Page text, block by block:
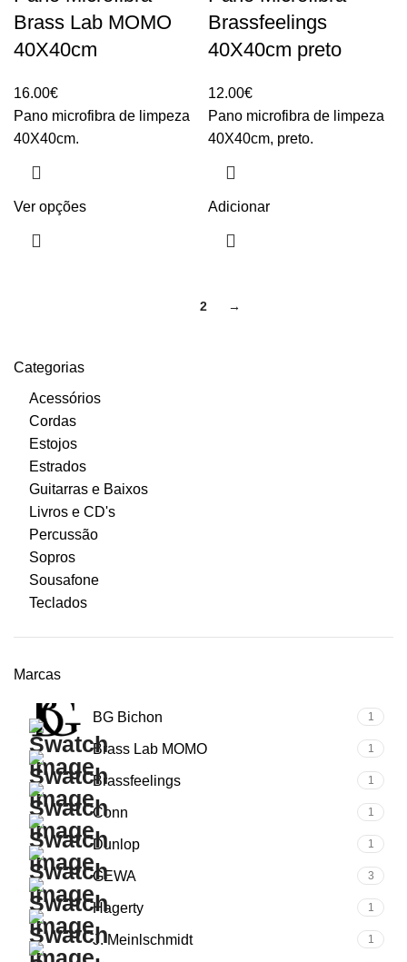
Categorias
Acessórios
Cordas
Estojos
Estrados
Guitarras e Baixos
Livros e CD's
Percussão
Sopros
Sousafone
Teclados
Marcas
BG Bichon 1
Brass Lab MOMO 1
Brassfeelings 1
Conn 1
Dunlop 1
GEWA 3
Hagerty 1
J. Meinlschmidt 1
Brass Lab MOMO
40X40cm
16.00€
Pano microfibra de limpeza
40X40cm.
Ver opções
Brassfeelings
40X40cm preto
12.00€
Pano microfibra de limpeza
40X40cm, preto.
Adicionar
2 →